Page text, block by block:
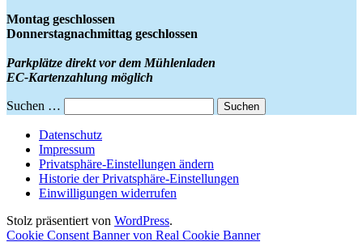
Montag geschlossen
Donnerstagnachmittag geschlossen
Parkplätze direkt vor dem Mühlenladen
EC-Kartenzahlung möglich
Suchen …
Datenschutz
Impressum
Privatsphäre-Einstellungen ändern
Historie der Privatsphäre-Einstellungen
Einwilligungen widerrufen
Stolz präsentiert von WordPress.
Cookie Consent Banner von Real Cookie Banner